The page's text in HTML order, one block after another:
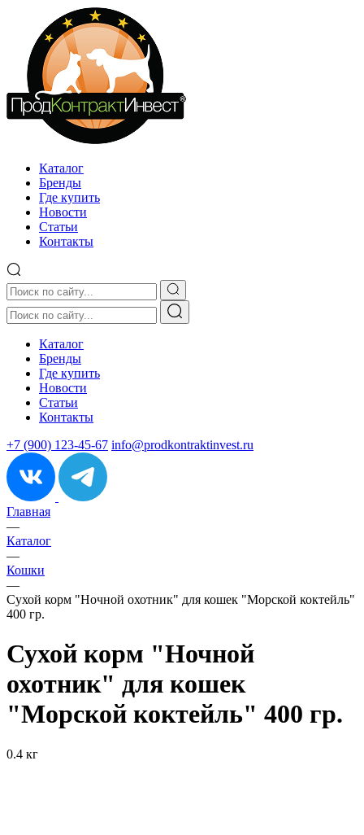
Каталог
Бренды
Где купить
Новости
Статьи
Контакты
Каталог
Бренды
Где купить
Новости
Статьи
Контакты
+7 (900) 123-45-67 info@prodkontraktinvest.ru
Главная
—
Каталог
—
Кошки
—
Сухой корм "Ночной охотник" для кошек "Морской коктейль"
400 гр.
Сухой корм "Ночной
охотник" для кошек
"Морской коктейль" 400 гр.
0.4 кг